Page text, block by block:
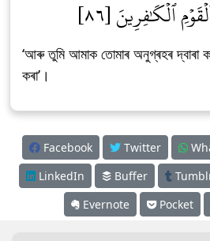
ٱلۡكَٰفِرِينَ [٨٦]
‘আৰু তুমি আমাক তোমাৰ অনুগ্ৰহৰ দ্বাৰা
কৰা’।
Facebook Twitter
LinkedIn
Buffer
Evernote
Pocket